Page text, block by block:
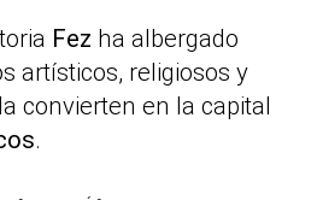
Fez ha albergado
artísticos, religiosos y
convierten en la capital
.